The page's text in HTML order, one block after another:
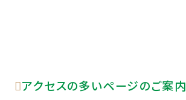
アクセスの多いページのご案内